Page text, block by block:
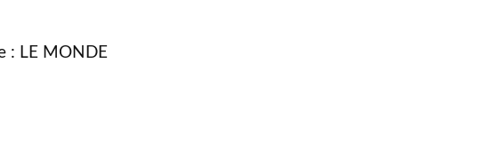
: LE MONDE